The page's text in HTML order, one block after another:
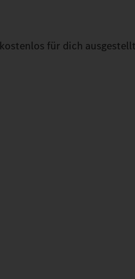
für dich